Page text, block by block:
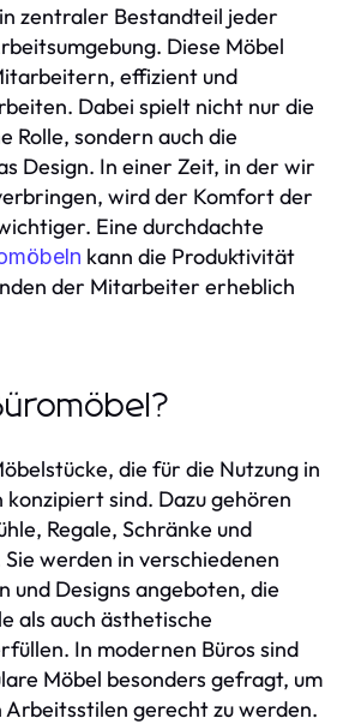
zentraler Bestandteil jeder
Diese Möbel
effizient und
Dabei spielt nicht nur die
Rolle, sondern auch die
Design. In einer Zeit, in der wir
wird der Komfort der
Eine durchdachte
kann die Produktivität
der Mitarbeiter erheblich
die für die Nutzung in
konzipiert sind. Dazu gehören
Regale, Schränke und
werden in verschiedenen
und Designs angeboten, die
als auch ästhetische
In modernen Büros sind
Möbel besonders gefragt, um
Arbeitsstilen gerecht zu werden.